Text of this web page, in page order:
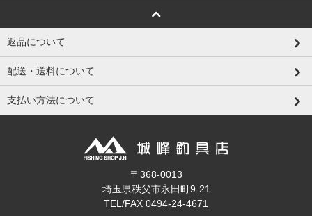
返品について
配送・送料について
支払い方法について
〒368-0013
埼玉県秩父市永田町9-21
TEL/FAX 0494-24-4671